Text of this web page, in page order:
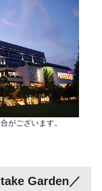
がございます。
Garden／